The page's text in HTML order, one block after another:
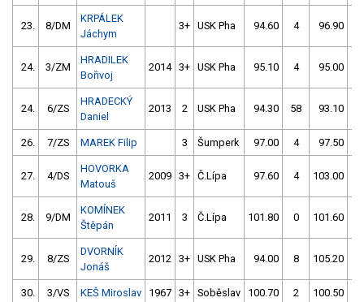
23. 8/DM
KRPÁLEK
Jáchym
3+ USK Pha 94.60 4 96.90
24. 3/ZM
HRADILEK
Bořivoj
2014 3+ USK Pha 95.10 4 95.00
24. 6/ZS
HRADECKÝ
Daniel
2013 2 USK Pha 94.30 58 93.10
26. 7/ZS MAREK Filip 3 Šumperk 97.00 4 97.50
27. 4/DS
HOVORKA
Matouš
2009 3+ Č.Lípa 97.60 4 103.00
28. 9/DM
KOMÍNEK
Štěpán
2011 3 Č.Lípa 101.80 0 101.60
29. 8/ZS
DVORNÍK
Jonáš
2012 3+ USK Pha 94.00 8 105.20
30. 3/VS KEŠ Miroslav 1967 3+ Soběslav 100.70 2 100.50